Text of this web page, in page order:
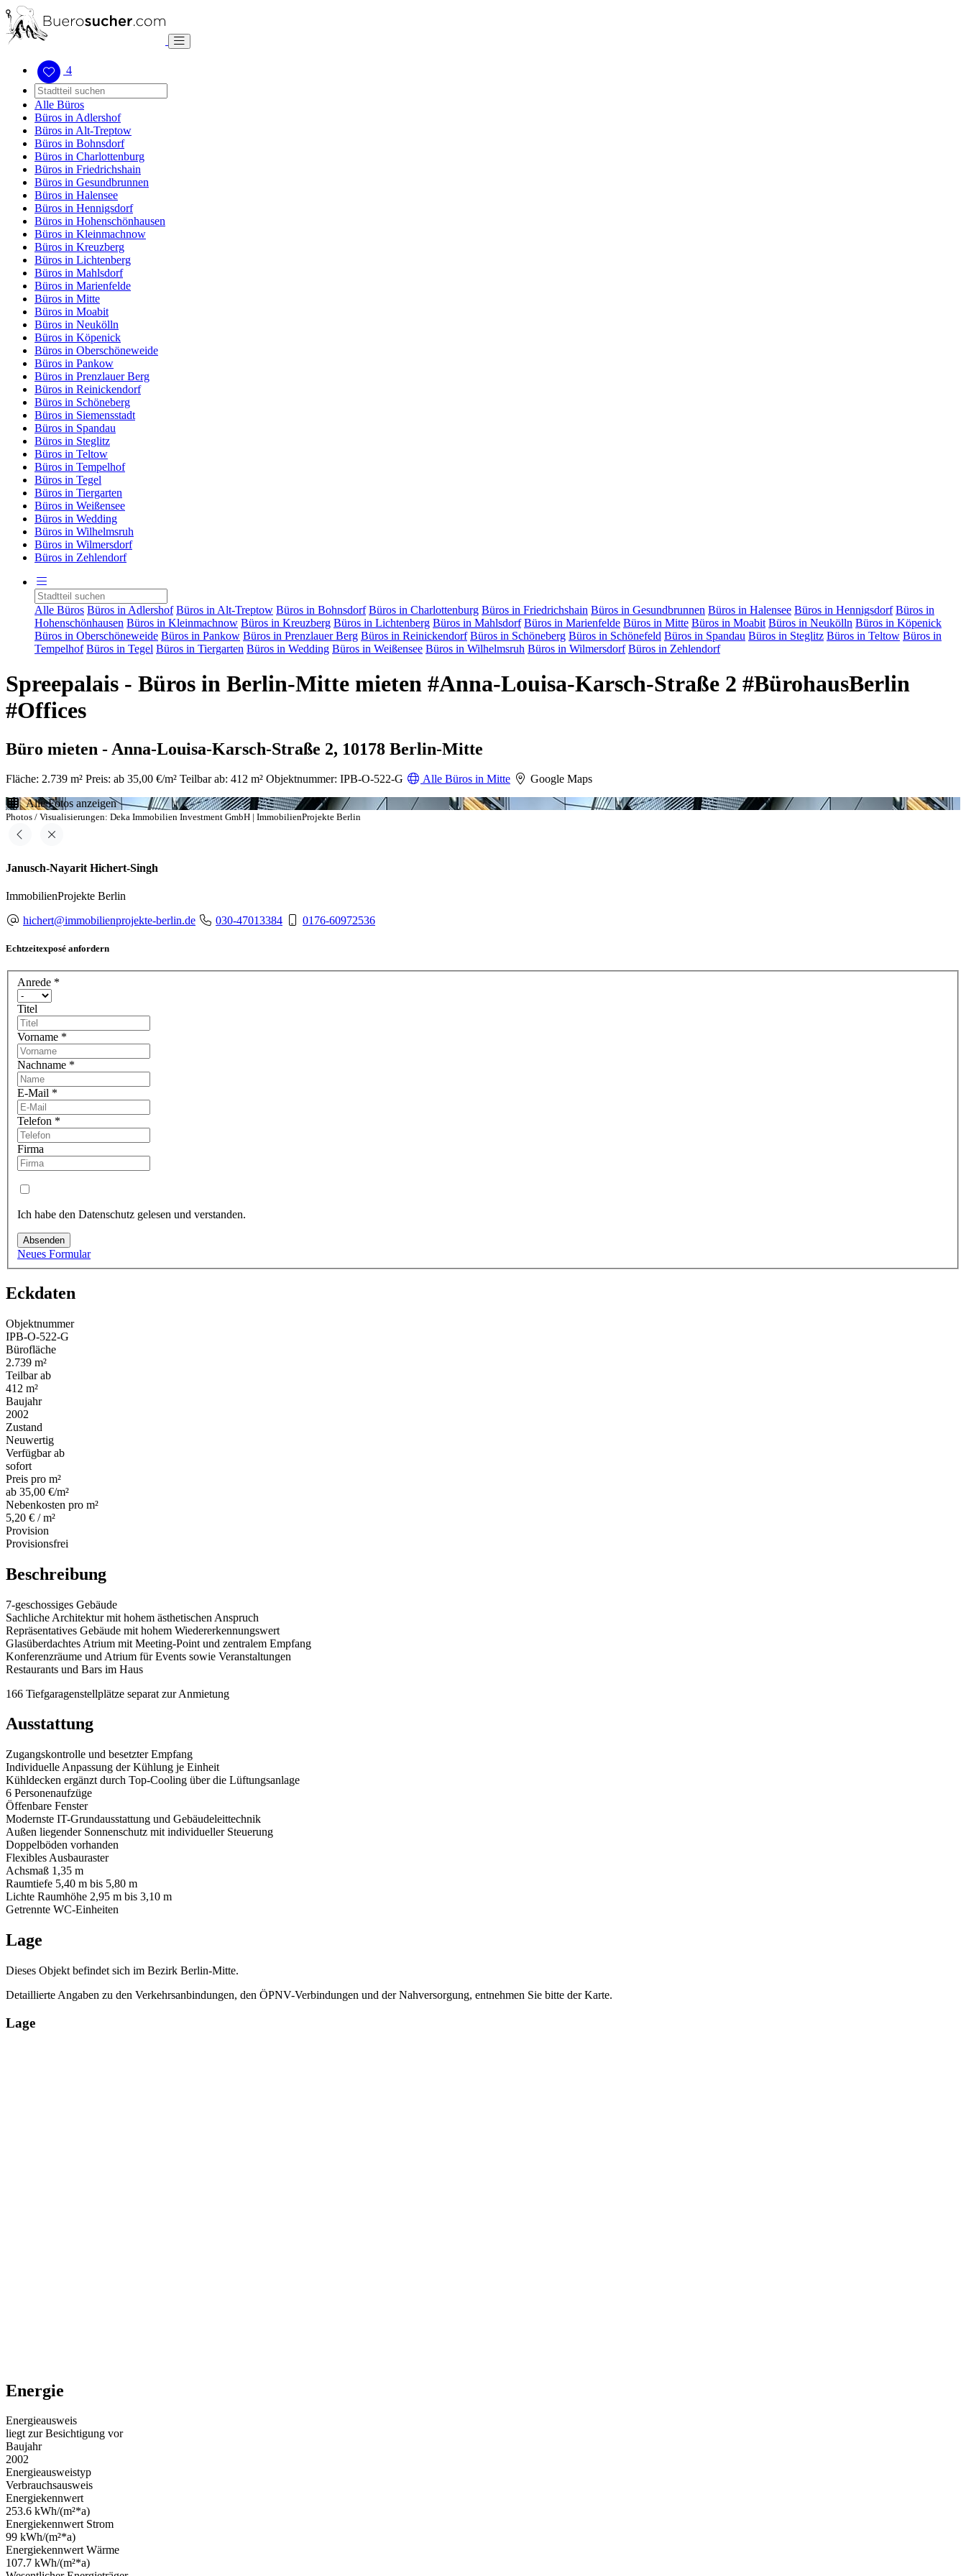
4
Alle Büros
Büros in Adlershof
Büros in Alt-Treptow
Büros in Bohnsdorf
Büros in Charlottenburg
Büros in Friedrichshain
Büros in Gesundbrunnen
Büros in Halensee
Büros in Hennigsdorf
Büros in Hohenschönhausen
Büros in Kleinmachnow
Büros in Kreuzberg
Büros in Lichtenberg
Büros in Mahlsdorf
Büros in Marienfelde
Büros in Mitte
Büros in Moabit
Büros in Neukölln
Büros in Köpenick
Büros in Oberschöneweide
Büros in Pankow
Büros in Prenzlauer Berg
Büros in Reinickendorf
Büros in Schöneberg
Büros in Siemensstadt
Büros in Spandau
Büros in Steglitz
Büros in Teltow
Büros in Tempelhof
Büros in Tegel
Büros in Tiergarten
Büros in Weißensee
Büros in Wedding
Büros in Wilhelmsruh
Büros in Wilmersdorf
Büros in Zehlendorf
Alle Büros Büros in Adlershof Büros in Alt-Treptow Büros in Bohnsdorf Büros in Charlottenburg Büros in Friedrichshain Büros in Gesundbrunnen Büros in Halensee Büros in Hennigsdorf Büros in
Hohenschönhausen Büros in Kleinmachnow Büros in Kreuzberg Büros in Lichtenberg Büros in Mahlsdorf Büros in Marienfelde Büros in Mitte Büros in Moabit Büros in Neukölln Büros in Köpenick
Büros in Oberschöneweide Büros in Pankow Büros in Prenzlauer Berg Büros in Reinickendorf Büros in Schöneberg Büros in Schönefeld Büros in Spandau Büros in Steglitz Büros in Teltow Büros in
Tempelhof Büros in Tegel Büros in Tiergarten Büros in Wedding Büros in Weißensee Büros in Wilhelmsruh Büros in Wilmersdorf Büros in Zehlendorf
Spreepalais - Büros in Berlin-Mitte mieten #Anna-Louisa-Karsch-Straße 2 #BürohausBerlin
#Offices
Büro mieten - Anna-Louisa-Karsch-Straße 2, 10178 Berlin-Mitte
Fläche: 2.739 m² Preis: ab 35,00 €/m² Teilbar ab: 412 m² Objektnummer: IPB-O-522-G Alle Büros in Mitte
Google Maps
Alle Fotos anzeigen
Photos / Visualisierungen: Deka Immobilien Investment GmbH | ImmobilienProjekte Berlin
Janusch-Nayarit Hichert-Singh
ImmobilienProjekte Berlin
hichert@immobilienprojekte-berlin.de
030-47013384 0176-60972536
Echtzeitexposé anfordern
Anrede *
Titel
Vorname *
Nachname *
E-Mail *
Telefon *
Firma
Ich habe den Datenschutz gelesen und verstanden.
Absenden
Neues Formular
Eckdaten
Objektnummer
IPB-O-522-G
Bürofläche
2.739 m²
Teilbar ab
412 m²
Baujahr
2002
Zustand
Neuwertig
Verfügbar ab
sofort
Preis pro m²
ab 35,00 €/m²
Nebenkosten pro m²
5,20 € / m²
Provision
Provisionsfrei
Beschreibung
7-geschossiges Gebäude
Sachliche Architektur mit hohem ästhetischen Anspruch
Repräsentatives Gebäude mit hohem Wiedererkennungswert
Glasüberdachtes Atrium mit Meeting-Point und zentralem Empfang
Konferenzräume und Atrium für Events sowie Veranstaltungen
Restaurants und Bars im Haus
166 Tiefgaragenstellplätze separat zur Anmietung
Ausstattung
Zugangskontrolle und besetzter Empfang
Individuelle Anpassung der Kühlung je Einheit
Kühldecken ergänzt durch Top-Cooling über die Lüftungsanlage
6 Personenaufzüge
Öffenbare Fenster
Modernste IT-Grundausstattung und Gebäudeleittechnik
Außen liegender Sonnenschutz mit individueller Steuerung
Doppelböden vorhanden
Flexibles Ausbauraster
Achsmaß 1,35 m
Raumtiefe 5,40 m bis 5,80 m
Lichte Raumhöhe 2,95 m bis 3,10 m
Getrennte WC-Einheiten
Lage
Dieses Objekt befindet sich im Bezirk Berlin-Mitte.
Detaillierte Angaben zu den Verkehrsanbindungen, den ÖPNV-Verbindungen und der Nahversorgung, entnehmen Sie bitte der Karte.
Lage
Energie
Energieausweis
liegt zur Besichtigung vor
Baujahr
2002
Energieausweistyp
Verbrauchsausweis
Energiekennwert
253.6 kWh/(m²*a)
Energiekennwert Strom
99 kWh/(m²*a)
Energiekennwert Wärme
107.7 kWh/(m²*a)